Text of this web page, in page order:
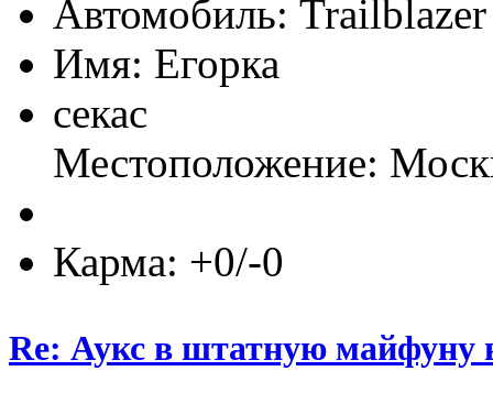
Автомобиль:
Имя: Егорка
секас
Местоположение:
Карма: +0/-0
Re: Аукс в штатную майфуну